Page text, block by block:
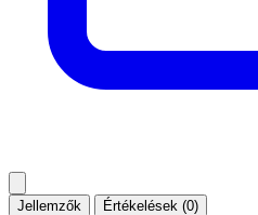
Jellemzők Értékelések (0)